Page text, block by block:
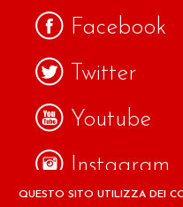
Facebook
Twitter
Youtube
Instagram
QUESTO SITO UTILIZZA DEI